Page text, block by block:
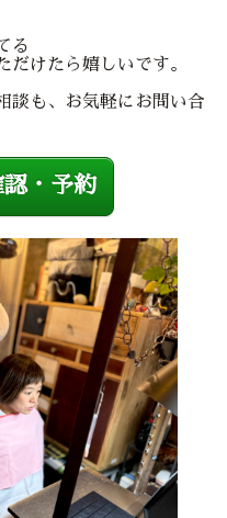
る
だけたら嬉しいです。
談も、お気軽にお問い合
・予約